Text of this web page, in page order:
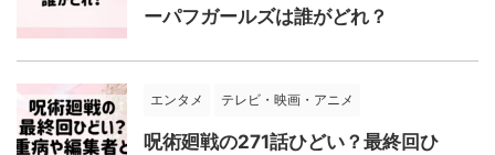
ーパフガールズは誰がどれ？
エンタメ テレビ・映画・アニメ
呪術廻戦の271話ひどい？最終回ひ